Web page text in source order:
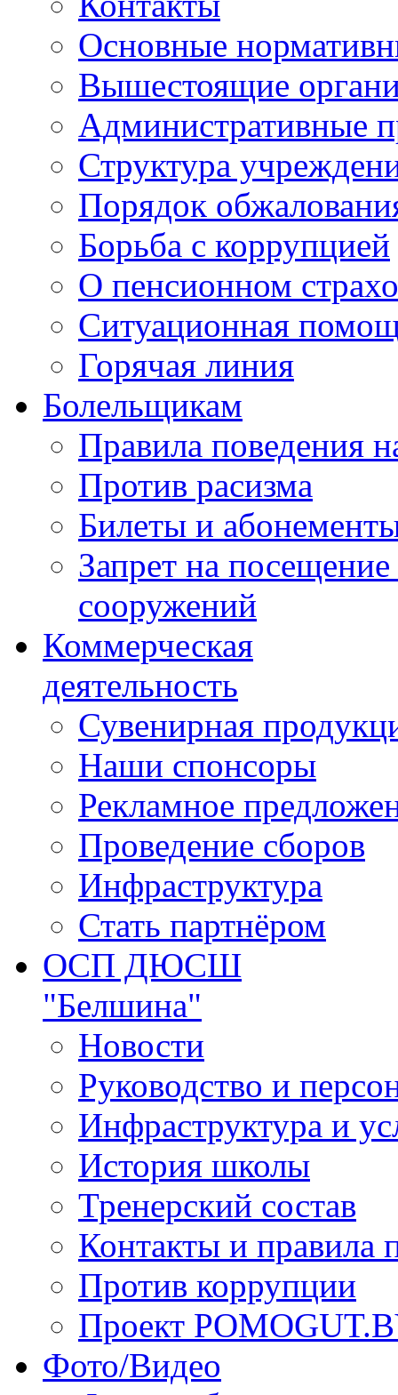
Основные
Вышестоящие
Административные
Структура
Порядок
Борьба с коррупцией
О пенсионном
Ситуационная
Горячая линия
Болельщикам
Правила поведения
Против расизма
Билеты и
Запрет на
сооружений
Коммерческая
деятельность
Сувенирная
Наши спонсоры
Рекламное
Проведение сборов
Инфраструктура
Стать партнёром
ОСП ДЮСШ
"Белшина"
Новости
Руководство и
Инфраструктура и
История школы
Тренерский состав
Контакты и правила
Против коррупции
Проект
Фото/Видео